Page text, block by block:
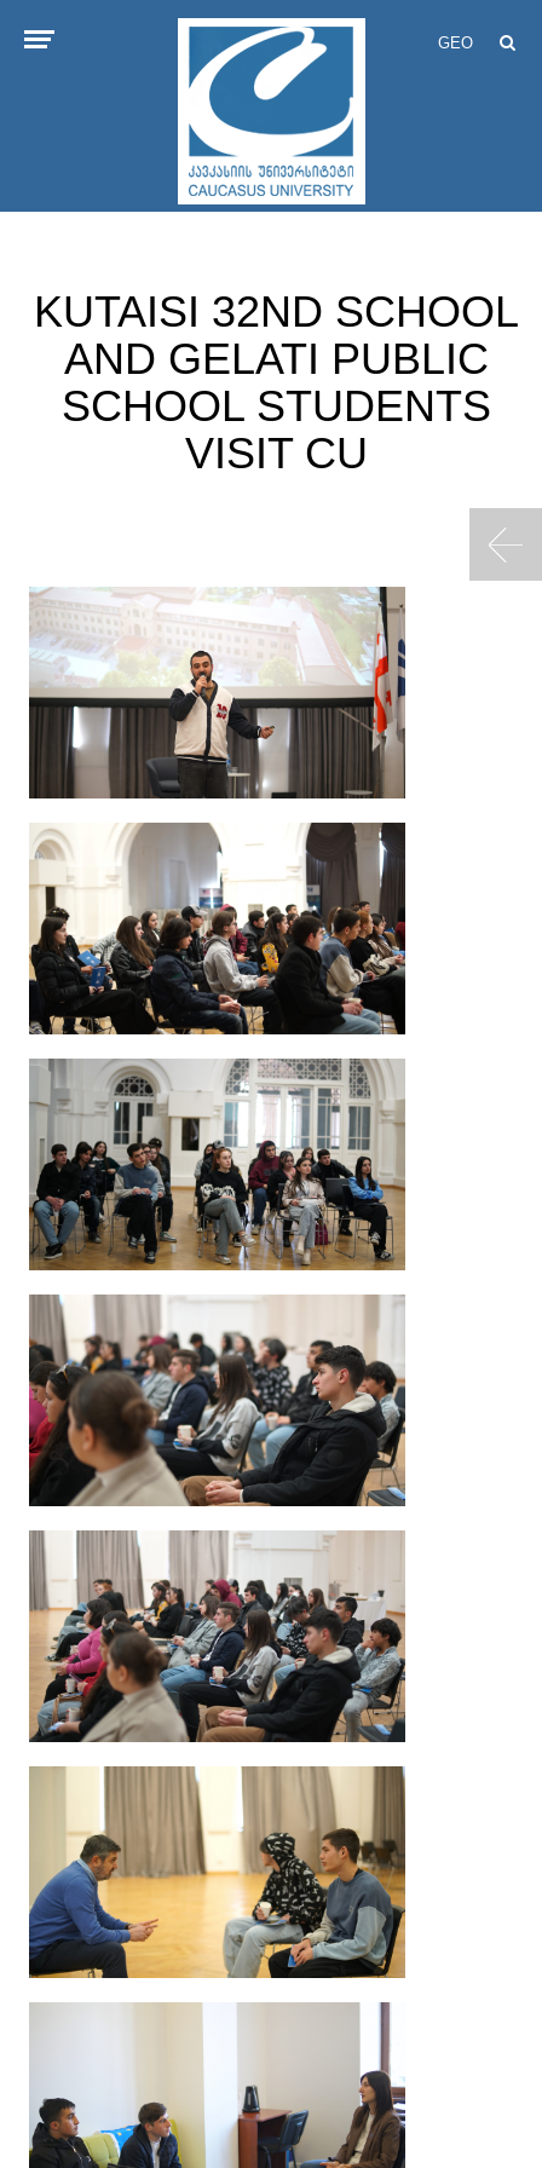
GEO
KUTAISI 32ND SCHOOL
AND GELATI PUBLIC
SCHOOL STUDENTS
VISIT CU